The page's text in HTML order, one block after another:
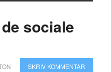
sociale
SKRIV KOMMENTAR